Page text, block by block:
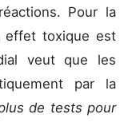
Pour la
effet toxique est
veut que les
par la
de tests pour